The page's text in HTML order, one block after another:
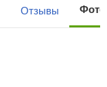
Отзывы